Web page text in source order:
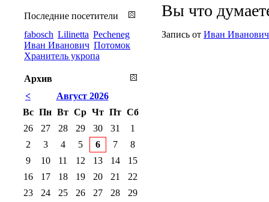
Вы что
Запись от Иван Иванович
Последние посетители
fabosch Lilinetta Pecheneg
Иван Иванович Потомок
Хранитель укропа
Архив
<
Август 2026
Вс Пн Вт Ср Чт Пт Сб
26
27 28 29 30 31
1
2
3 4 5 6 7
8
9
10 11 12 13 14
15
16
17 18 19 20 21
22
23
24 25 26 27 28
29